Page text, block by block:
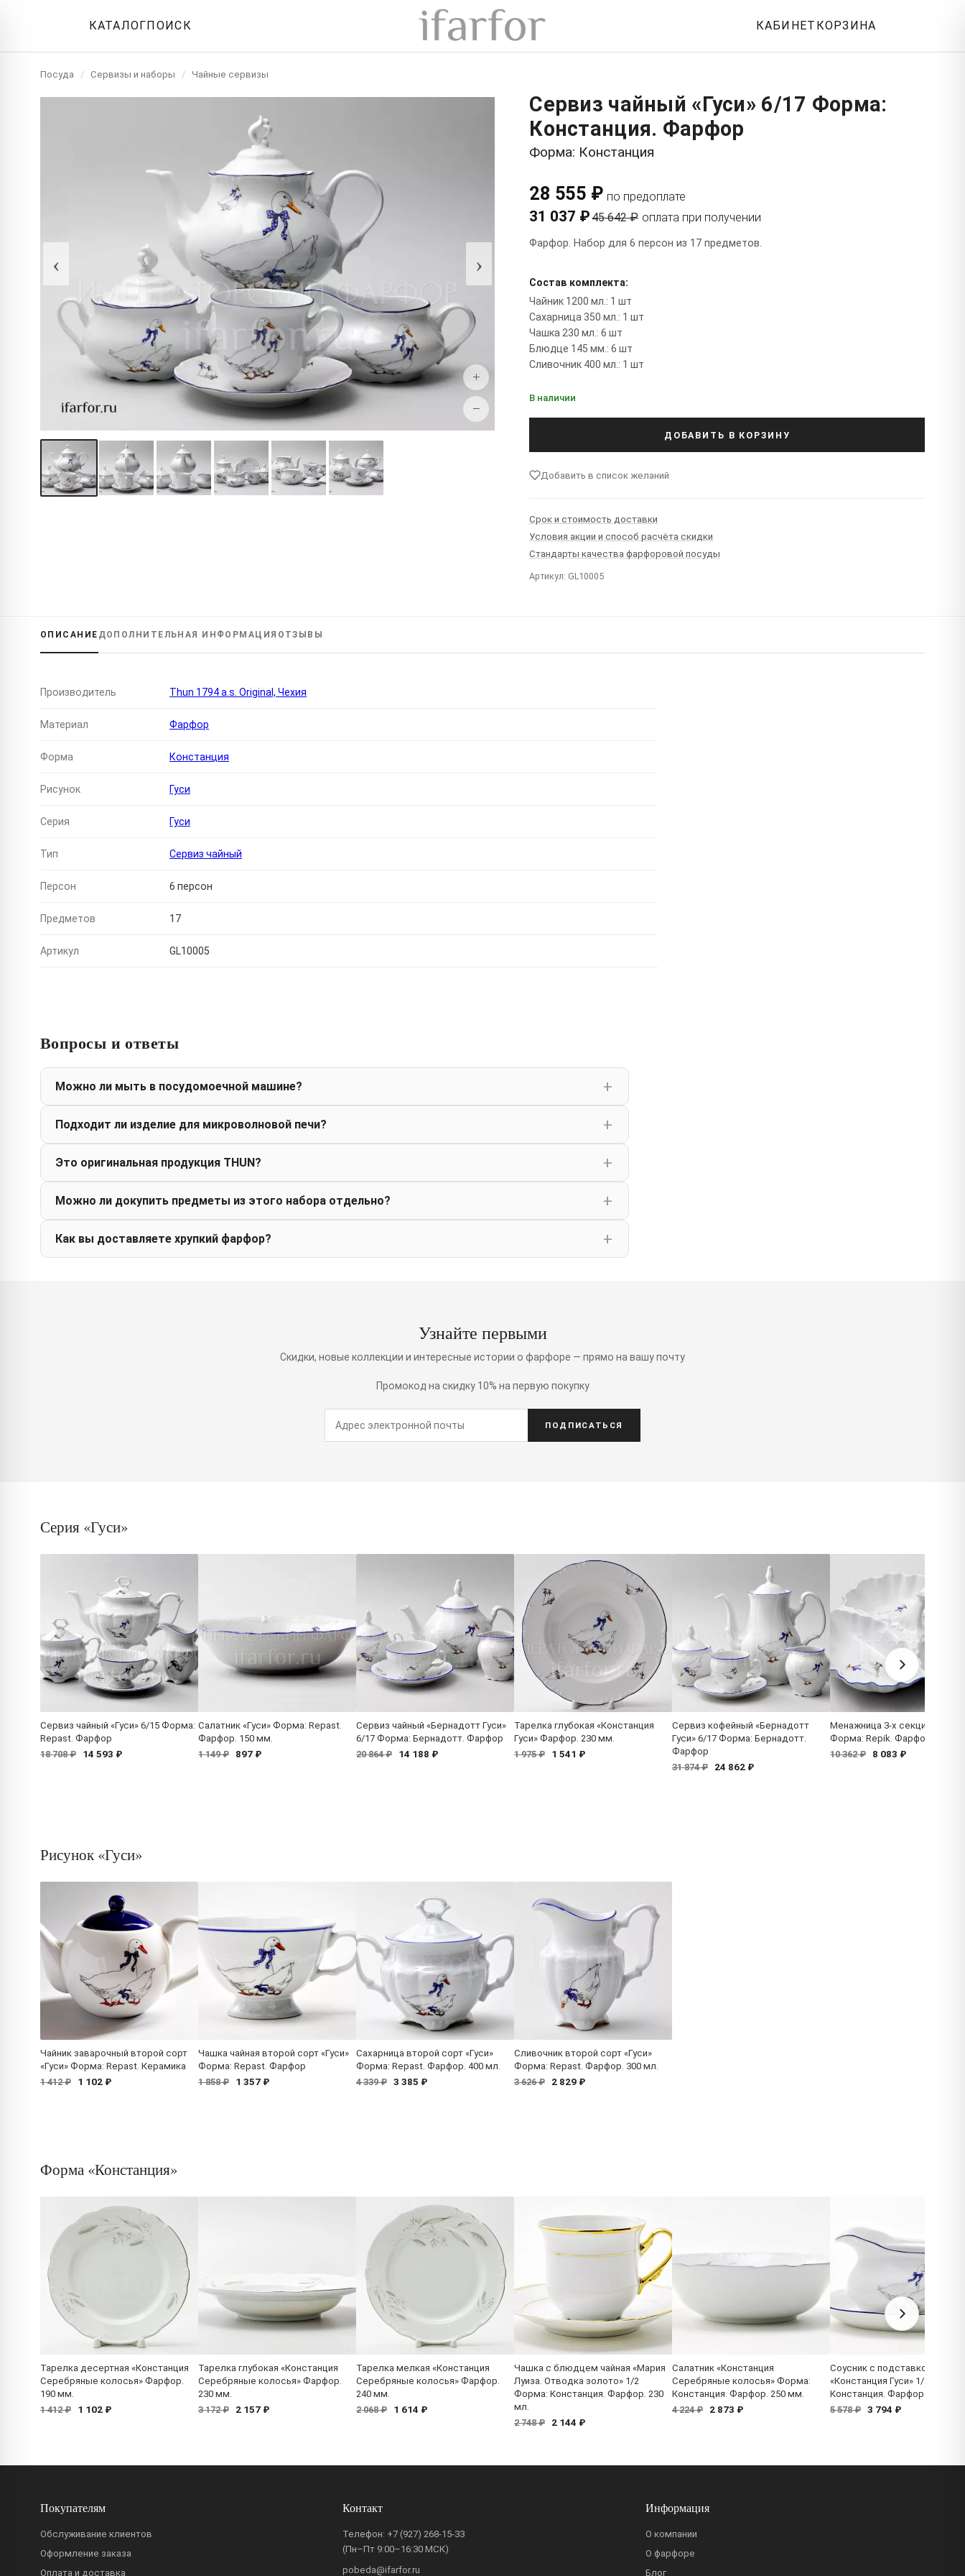
КАТАЛОГПОИСК КАБИНЕТ КОРЗИНА
Посуда / Сервизы и наборы / Чайные сервизы
‹ ›
+
−
Сервиз чайный «Гуси» 6/17 Форма:
Констанция. Фарфор
Форма: Констанция
28 555 ₽ по предоплате
31 037 ₽45 642 ₽ оплата при получении
Фарфор. Набор для 6 персон из 17 предметов.
Состав комплекта:
Чайник 1200 мл.: 1 шт
Сахарница 350 мл.: 1 шт
Чашка 230 мл.: 6 шт
Блюдце 145 мм.: 6 шт
Сливочник 400 мл.: 1 шт
В наличии
ДОБАВИТЬ В КОРЗИНУ
Добавить в список желаний
Срок и стоимость доставки
Условия акции и способ расчёта скидки
Стандарты качества фарфоровой посуды
Артикул: GL10005
ОПИСАНИЕ ДОПОЛНИТЕЛЬНАЯ ИНФОРМАЦИЯ ОТЗЫВЫ
Производитель Thun 1794 a.s. Original, Чехия
Материал Фарфор
Форма Констанция
Рисунок Гуси
Серия Гуси
Тип Сервиз чайный
Персон 6 персон
Предметов 17
Артикул GL10005
Вопросы и ответы
Можно ли мыть в посудомоечной машине?
Подходит ли изделие для микроволновой печи?
Это оригинальная продукция THUN?
Можно ли докупить предметы из этого набора отдельно?
Как вы доставляете хрупкий фарфор?
Узнайте первыми
Скидки, новые коллекции и интересные истории о фарфоре — прямо на вашу почту
Промокод на скидку 10% на первую покупку
ПОДПИСАТЬСЯ
Серия «Гуси»
Сервиз чайный «Гуси» 6/15 Форма:
Repast. Фарфор
18 708 ₽
14 593 ₽
Салатник «Гуси» Форма: Repast.
Фарфор. 150 мм.
1 149 ₽
897 ₽
Сервиз чайный «Бернадотт Гуси»
6/17 Форма: Бернадотт. Фарфор
20 864 ₽
14 188 ₽
Тарелка глубокая «Констанция
Гуси» Фарфор. 230 мм.
1 975 ₽
1 541 ₽
Сервиз кофейный «Бернадотт
Гуси» 6/17 Форма: Бернадотт.
Фарфор
31 874 ₽
24 862 ₽
Менажница 3-х секционная
Форма: Repik. Фарфор. 300
10 362 ₽
8 083 ₽
Рисунок «Гуси»
Чайник заварочный второй сорт
«Гуси» Форма: Repast. Керамика
1 412 ₽
1 102 ₽
Чашка чайная второй сорт «Гуси»
Форма: Repast. Фарфор
1 858 ₽
1 357 ₽
Сахарница второй сорт «Гуси»
Форма: Repast. Фарфор. 400 мл.
4 339 ₽ 3 385 ₽
Сливочник второй сорт «Гуси»
Форма: Repast. Фарфор. 300 мл.
3 626 ₽
2 829 ₽
Форма «Констанция»
Тарелка десертная «Констанция
Серебряные колосья» Фарфор.
190 мм.
1 412 ₽
1 102 ₽
Тарелка глубокая «Констанция
Серебряные колосья» Фарфор.
230 мм.
3 172 ₽
2 157 ₽
Тарелка мелкая «Констанция
Серебряные колосья» Фарфор.
240 мм.
2 068 ₽
1 614 ₽
Чашка с блюдцем чайная «Мария
Луиза. Отводка золото» 1/2
Форма: Констанция. Фарфор. 230
мл.
2 748 ₽
2 144 ₽
Салатник «Констанция
Серебряные колосья» Форма:
Констанция. Фарфор. 250 мм.
4 224 ₽
2 873 ₽
Соусник с подставкой
«Констанция Гуси» 1/2 Форма:
Констанция. Фарфор
5 578 ₽ 3 794 ₽
Покупателям
Обслуживание клиентов
Оформление заказа
Оплата и доставка
Контакт
Телефон: +7 (927) 268-15-33
(Пн–Пт 9:00–16:30 МСК)
pobeda@ifarfor.ru
Информация
О компании
О фарфоре
Блог